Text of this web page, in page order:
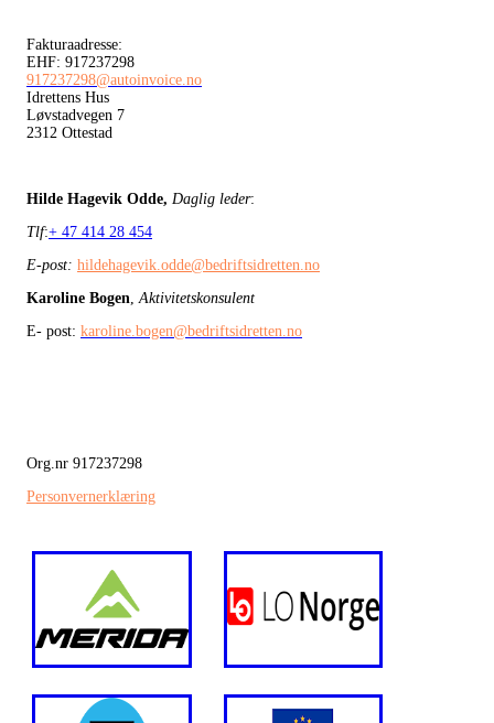
Fakturaadresse:
EHF: 917237298
917237298@autoinvoice.no
Idrettens Hus
Løvstadvegen 7
2312 Ottestad
Hilde Hagevik Odde, Daglig leder:
Tlf:+ 47 414 28 454
E-post: hildehagevik.odde@bedriftsidretten.no
Karoline Bogen Aktivitetskonsulent
E- post: karoline.bogen@bedriftsidretten.no
Org.nr 917237298
Personvernerklæring